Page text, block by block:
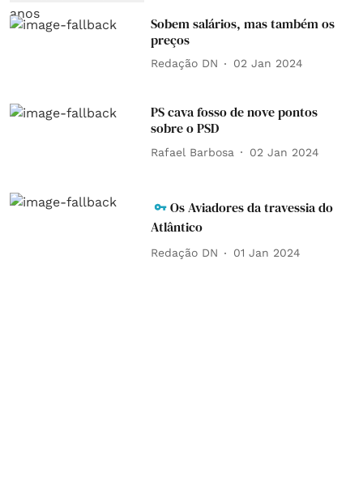
Sobem salários, mas também os
preços
Redação DN 02 Jan 2024
PS cava fosso de nove pontos
sobre o PSD
Rafael Barbosa 02 Jan 2024
Os Aviadores da travessia do
Atlântico
Redação DN 01 Jan 2024